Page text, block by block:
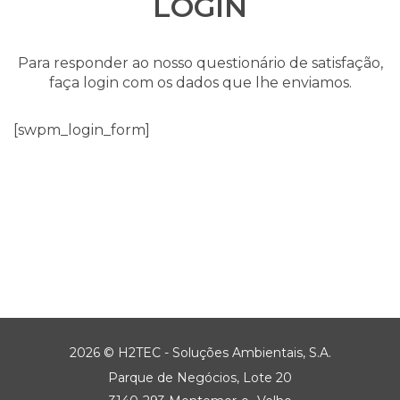
Para responder ao nosso questionário de satisfação,
faça login com os dados que lhe enviamos.
[swpm_login_form]
2026 © H2TEC - Soluções Ambientais, S.A.
Parque de Negócios, Lote 20